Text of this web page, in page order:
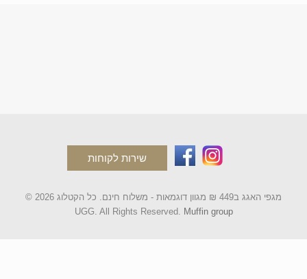
שירות לקוחות
© 2026 מגפי האגג ב449 ₪ מגוון דוגמאות - משלוח חינם. כל הקטלוג
UGG. All Rights Reserved. Muffin group